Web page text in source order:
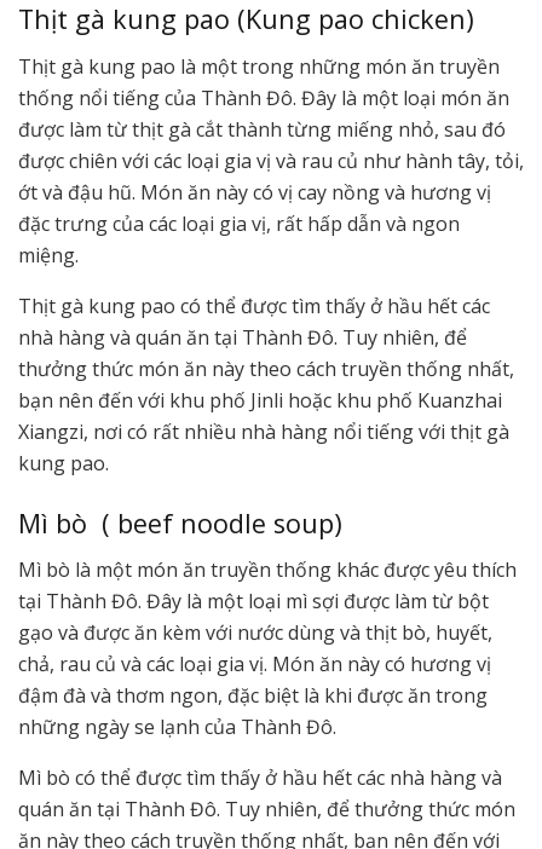
Thịt gà kung pao (Kung pao chicken)
Thịt gà kung pao là một trong những món ăn truyền
thống nổi tiếng của Thành Đô. Đây là một loại món ăn
được làm từ thịt gà cắt thành từng miếng nhỏ, sau đó
được chiên với các loại gia vị và rau củ như hành tây, tỏi,
ớt và đậu hũ. Món ăn này có vị cay nồng và hương vị
đặc trưng của các loại gia vị, rất hấp dẫn và ngon
miệng.
Thịt gà kung pao có thể được tìm thấy ở hầu hết các
nhà hàng và quán ăn tại Thành Đô. Tuy nhiên, để
thưởng thức món ăn này theo cách truyền thống nhất,
bạn nên đến với khu phố Jinli hoặc khu phố Kuanzhai
Xiangzi, nơi có rất nhiều nhà hàng nổi tiếng với thịt gà
kung pao.
Mì bò ( beef noodle soup)
Mì bò là một món ăn truyền thống khác được yêu thích
tại Thành Đô. Đây là một loại mì sợi được làm từ bột
gạo và được ăn kèm với nước dùng và thịt bò, huyết,
chả, rau củ và các loại gia vị. Món ăn này có hương vị
đậm đà và thơm ngon, đặc biệt là khi được ăn trong
những ngày se lạnh của Thành Đô.
Mì bò có thể được tìm thấy ở hầu hết các nhà hàng và
quán ăn tại Thành Đô. Tuy nhiên, để thưởng thức món
ăn này theo cách truyền thống nhất, bạn nên đến với